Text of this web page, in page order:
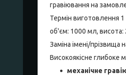
гравіювання на
Термін виготовлення
об'єм: 1000 мл,
Заміна імені/прізвища
Високоякісне глибоке
механічне